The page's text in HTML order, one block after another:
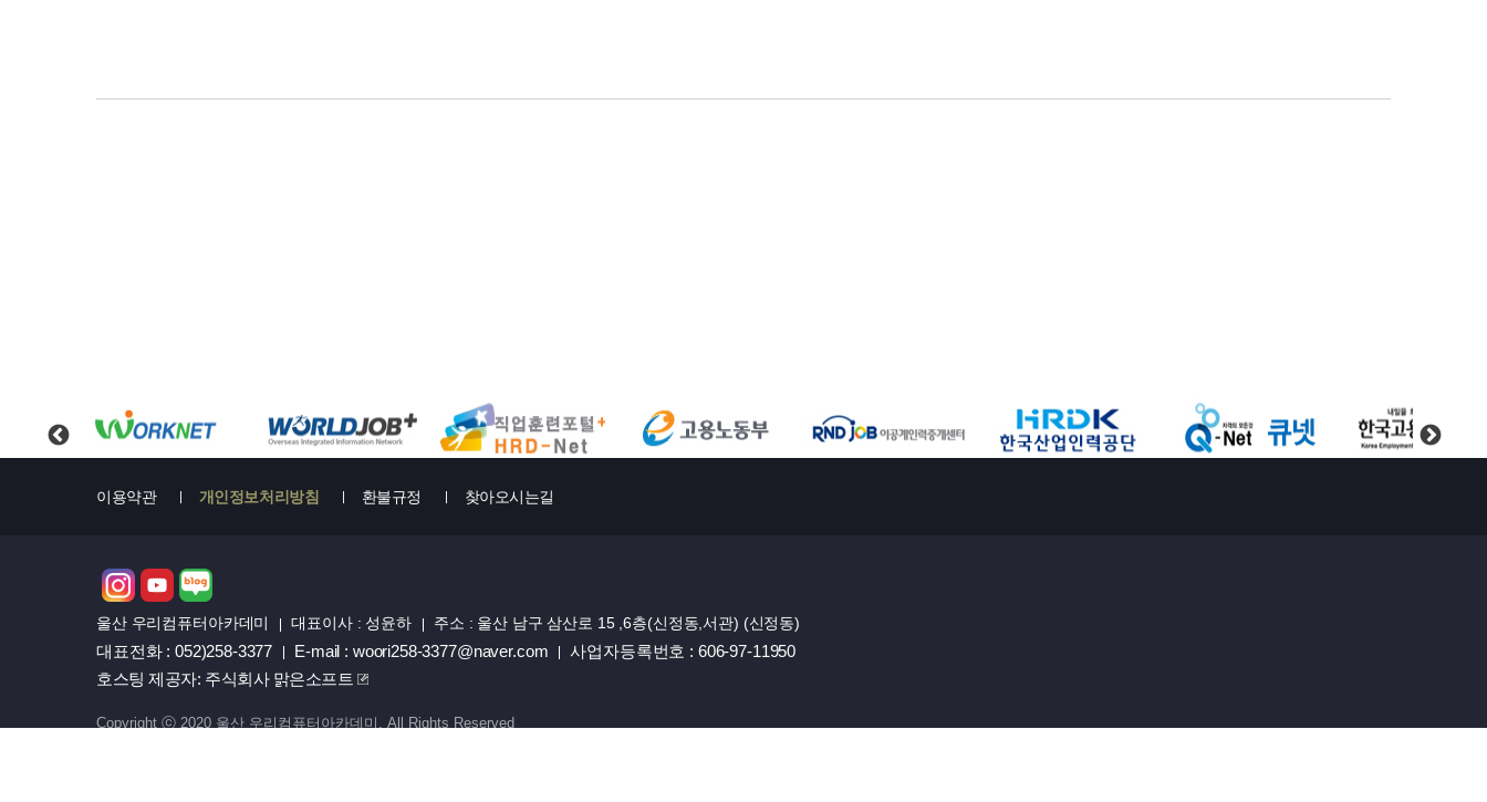
이용약관 개인정보처리방침 환불규정 찾아오시는길
울산 우리컴퓨터아카데미 대표이사 : 성윤하 주소 : 울산 남구 삼산로 15 ,6층(신정동,서관) (신정동)
대표전화 : 052)258-3377 E-mail : woori258-3377@naver.com
사업자등록번호 : 606-97-11950
호스팅 제공자: 주식회사 맑은소프트
Copyright ⓒ 2020 울산 우리컴퓨터아카데미. All Rights Reserved